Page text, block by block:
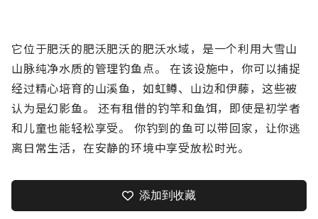
它位于肥沃的肥沃肥沃的肥沃水域，是一个利用大雪山
山脉纯净水质的管理钓鱼点。 在该设施中，你可以捕捉
经过精心培育的山溪鱼，如虹鳟、山边和伊藤，这些被
认为是幻影鱼。 还有租借的钓竿和鱼饵，即使是初学者
和儿童也能轻松享受。 你钓到的鱼可以带回家，让你逃
离日常生活，在安静的环境中享受放松时光。
添加到收藏